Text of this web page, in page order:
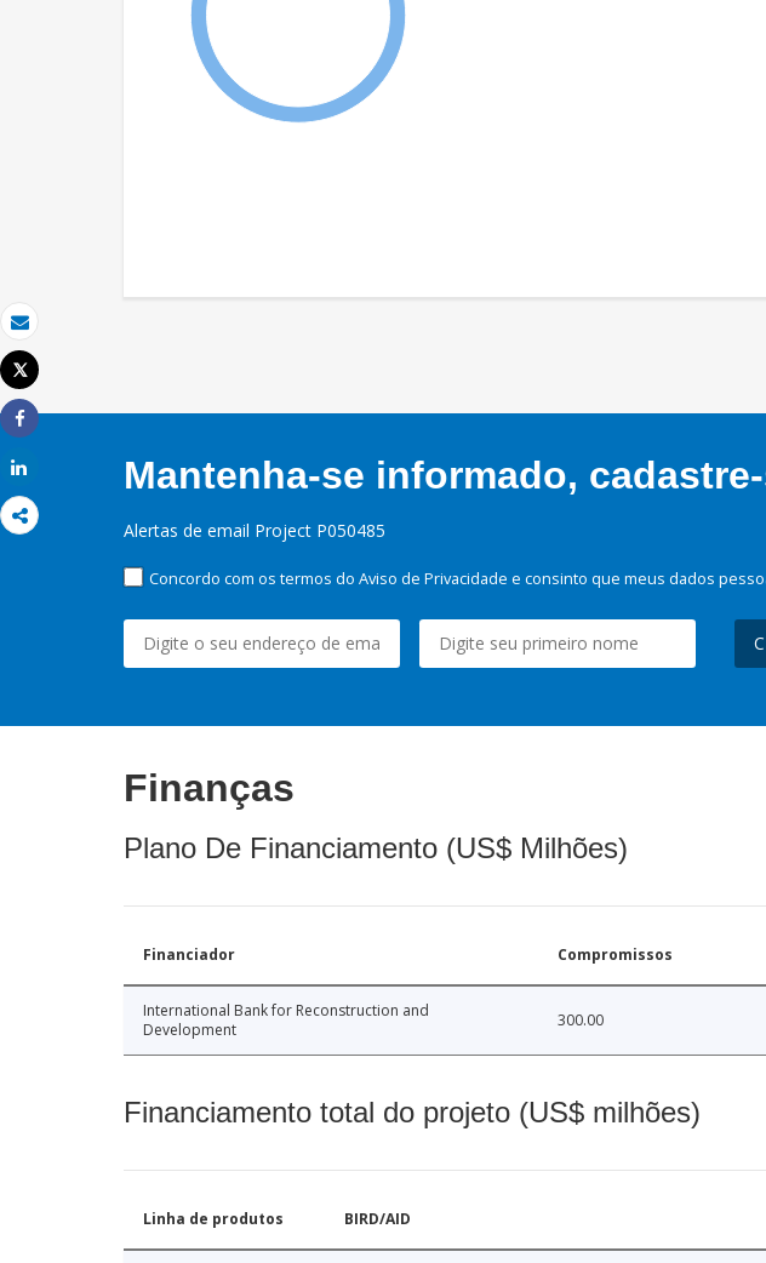
Email
Imprimir
Tweet
Share
Mantenha-se informado,
Alertas de email Project P050485
Concordo com os termos do Aviso de Privacidade e consinto que meus dados
Finanças
Plano De Financiamento (US$ Milhões)
Financiador Compromissos
International Bank for Reconstruction and
Development
300.00
Financiamento total do projeto (US$ milhões)
Linha de produtos BIRD/AID